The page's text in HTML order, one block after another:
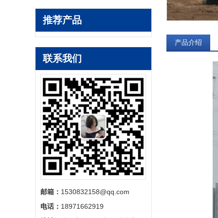
推荐产品
联系我们
邮箱： 1530832158@qq.com
电话： 18971662919
产品介绍